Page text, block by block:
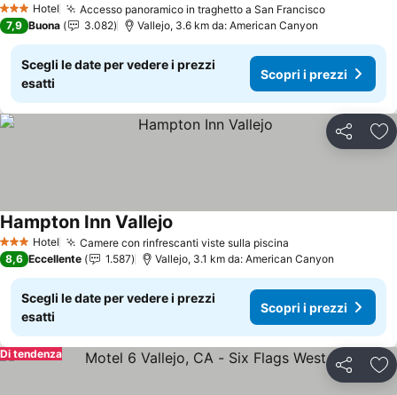
3 StelleHotel Accesso panoramico in traghetto a San Francisco
7,9 Buona 3.082 Vallejo, 3.6 km da: American Canyon
Scegli le date per vedere i prezzi
esatti
Scopri i prezzi
Condividi
3 StelleHotel Camere con rinfrescanti viste sulla piscina
Hampton Inn Vallejo
8,6 Eccellente 1.587 Vallejo, 3.1 km da: American Canyon
Scegli le date per vedere i prezzi
esatti
Scopri i prezzi
Condividi
Di tendenza